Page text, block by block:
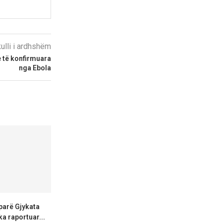
i ardhshëm
të konfirmuara
nga Ebola
Gjykata
raportuar...